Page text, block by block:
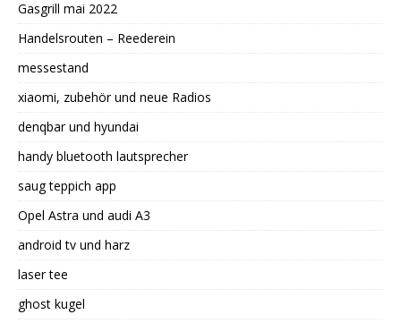
Gasgrill mai 2022
Handelsrouten – Reederein
messestand
xiaomi, zubehör und neue Radios
denqbar und hyundai
handy bluetooth lautsprecher
saug teppich app
Opel Astra und audi A3
android tv und harz
laser tee
ghost kugel